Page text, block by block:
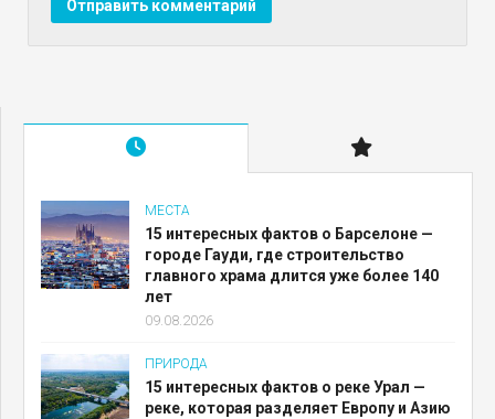
МЕСТА
15 интересных фактов о Барселоне —
городе Гауди, где строительство
главного храма длится уже более 140
лет
09.08.2026
ПРИРОДА
15 интересных фактов о реке Урал —
реке, которая разделяет Европу и Азию